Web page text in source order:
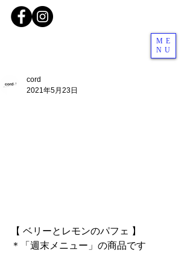
ME
NU
cord
2021年5月23日
【 ベリーとレモンのパフェ 】
＊「週末メニュー」の商品です